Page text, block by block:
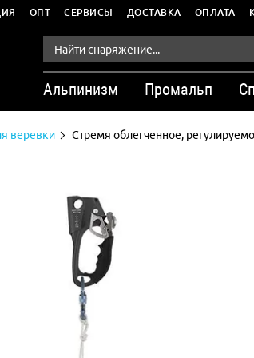
ОПТ СЕРВИСЫ ДОСТАВКА ОПЛАТА
Альпинизм Промальп
веревки Стремя облегченное,